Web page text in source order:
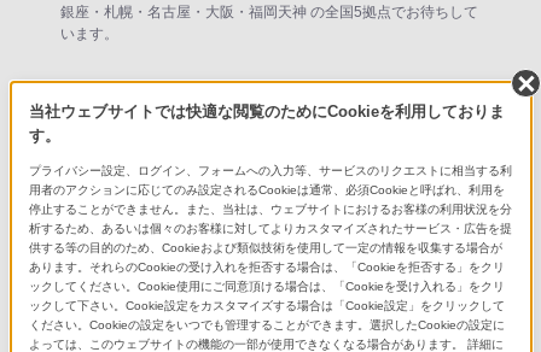
銀座・札幌・名古屋・大阪・福岡天神 の全国5拠点でお待ちして
います。
ソニーショップ(ソニーストア 取次店)
ソニーストアでのお買い物情報
（My Sony マイページ）
ソニーストア ご利用ガイド
オーナーレビューのご案内
当社ウェブサイトでは快適な閲覧のためにCookieを利用しておりま
す。
プライバシー設定、ログイン、フォームへの入力等、サービスのリクエストに相当する利
用者のアクションに応じてのみ設定されるCookieは通常、必須Cookieと呼ばれ、利用を
停止することができません。また、当社は、ウェブサイトにおけるお客様の利用状況を分
析するため、あるいは個々のお客様に対してよりカスタマイズされたサービス・広告を提
供する等の目的のため、Cookieおよび類似技術を使用して一定の情報を収集する場合が
あります。それらのCookieの受け入れを拒否する場合は、「Cookieを拒否する」をクリ
ックしてください。Cookie使用にご同意頂ける場合は、「Cookieを受け入れる」をクリ
ックして下さい。Cookie設定をカスタマイズする場合は「Cookie設定」をクリックして
ください。Cookieの設定をいつでも管理することができます。選択したCookieの設定に
よっては、このウェブサイトの機能の一部が使用できなくなる場合があります。 詳細に